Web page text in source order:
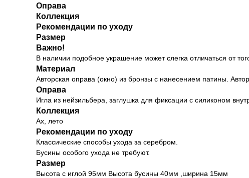
Оправа
Коллекция
Рекомендации по уходу
Размер
Важно!
В наличии подобное украшение может слегка отличаться от
Материал
Авторская оправа (окно) из бронзы с нанесением патины.
Оправа
Игла из нейзильбера, заглушка для фиксации с силиконом
Коллекция
Ах, лето
Рекомендации по уходу
Классические способы ухода за серебром.
Бусины особого ухода не требуют.
Размер
Высота с иглой 95мм Высота бусины 40мм ,ширина 15мм